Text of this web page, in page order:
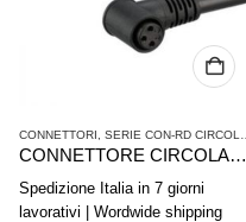
CONNETTORI , SERIE CON-RD CIRCOLARE A INNESTO
CONNETTORE CIRCOLARE AD INNESTO AVENTICS SERIE CON-RD 1834484257
Spedizione Italia in 7 giorni
lavorativi | Wordwide shipping